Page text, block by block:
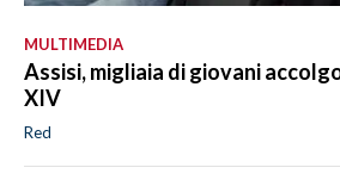
MULTIMEDIA
Assisi, migliaia di giovani
XIV
Red